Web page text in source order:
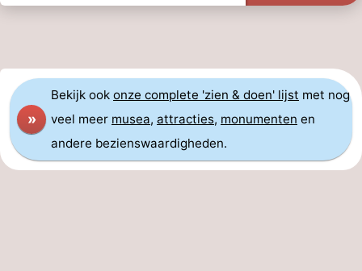
»
Bekijk ook onze complete 'zien & doen' lijst met nog
veel meer musea, attracties, monumenten en
andere bezienswaardigheden.